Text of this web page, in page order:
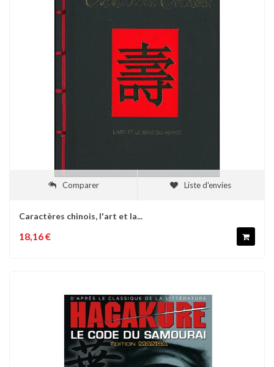
Comparer Liste d'envies
Caractères chinois, l'art et la...
18,16 €